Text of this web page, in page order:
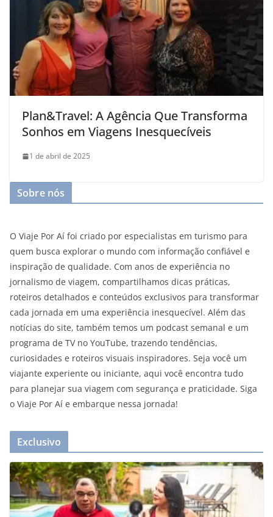
Plan&Travel: A Agência Que Transforma
Sonhos em Viagens Inesquecíveis
1 de abril de 2025
Sobre nós
O Viaje Por Aí foi criado por especialistas em turismo para
quem busca explorar o mundo com informação confiável e
inspiração de qualidade. Com anos de experiência no
jornalismo de viagem, compartilhamos dicas práticas,
roteiros detalhados e conteúdos exclusivos para transformar
cada jornada em uma experiência inesquecível. Além das
notícias do site, também temos um podcast semanal e um
programa de TV no YouTube, trazendo tendências,
curiosidades e roteiros visuais inspiradores. Seja você um
viajante experiente ou iniciante, aqui você encontra tudo
para planejar sua viagem com segurança e praticidade. Siga
o Viaje Por Aí e embarque nessa jornada!
Exclusivo